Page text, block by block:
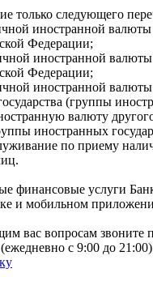
только следующего
иностранной
Федерации;
иностранной
Федерации;
иностранной
(группы
валюту
иностранных
по приему
финансовые услуги
и мобильном
вас вопросам звоните
с 9:00 до